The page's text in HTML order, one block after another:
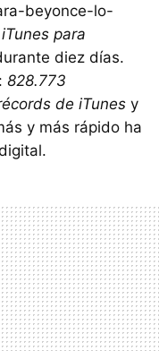
beyonce-lo-
iTunes para
diez días.
828.773
de iTunes y
y más rápido ha